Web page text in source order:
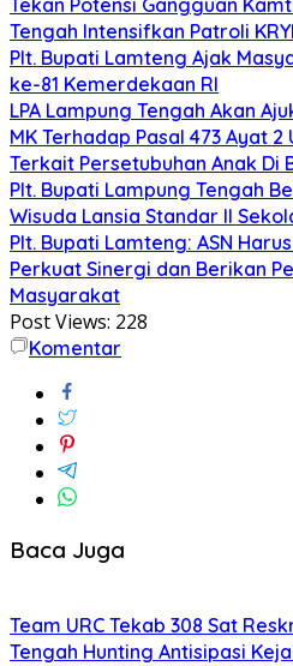
Tengah Intensifkan Patroli
Plt. Bupati Lamteng Ajak
ke-81 Kemerdekaan RI
LPA Lampung Tengah Akan
MK Terhadap Pasal 473 Ayat 2
Terkait Persetubuhan Anak Di
Plt. Bupati Lampung Tengah
Wisuda Lansia Standar II
Plt. Bupati Lamteng: ASN
Perkuat Sinergi dan Berikan
Masyarakat
Post Views: 228
Komentar
Baca Juga
Team URC Tekab 308 Sat
Tengah Hunting Antisipasi